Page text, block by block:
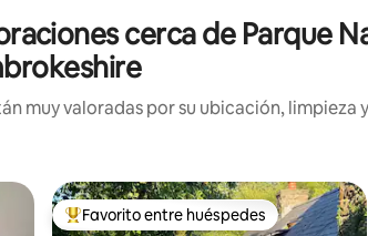
cerca de Parque
muy valoradas por su ubicación, limpieza
Favorito entre huéspedes preferido
Favorito entre huéspedes